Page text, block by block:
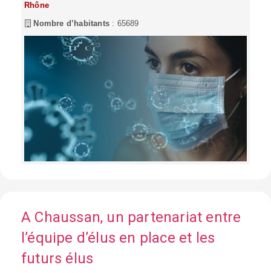
Rhône
Nombre d’habitants : 65689
A Chaussan, un partenariat entre
l’équipe d’élus en place et les
futurs élus